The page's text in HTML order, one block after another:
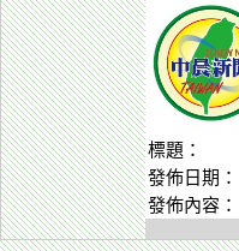
標題：
發佈日期：
發佈內容：